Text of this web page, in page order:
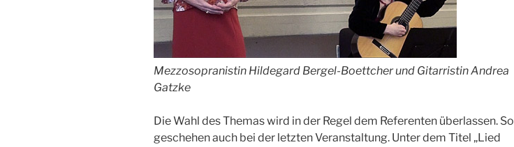
Mezzosopranistin Hildegard Bergel-Boettcher und Gitarristin Andrea
Gatzke
Die Wahl des Themas wird in der Regel dem Referenten überlassen. So
geschehen auch bei der letzten Veranstaltung. Unter dem Titel „Lied